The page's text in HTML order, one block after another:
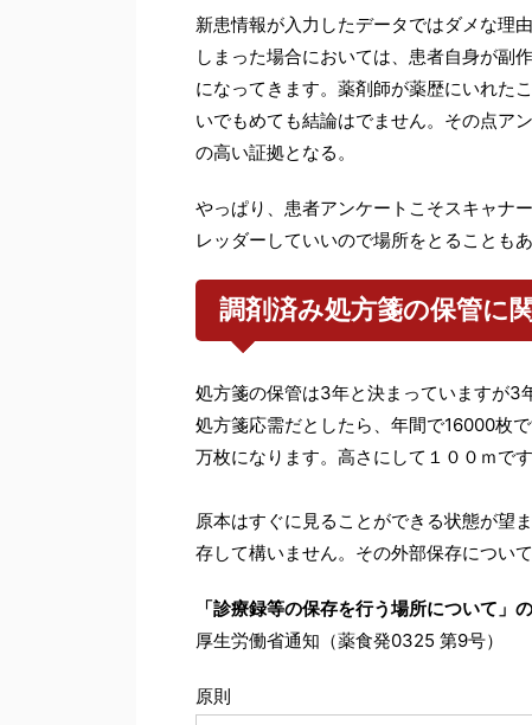
新患情報が入力したデータではダメな理
しまった場合においては、患者自身が副
になってきます。薬剤師が薬歴にいれた
いでもめても結論はでません。その点ア
の高い証拠となる。
やっぱり、患者アンケートこそスキャナ
レッダーしていいので場所をとることもあ
調剤済み処方箋の保管に
処方箋の保管は3年と決まっていますが3
処方箋応需だとしたら、年間で16000枚
万枚になります。高さにして１００ｍで
原本はすぐに見ることができる状態が望
存して構いません。その外部保存につい
「診療録等の保存を行う場所について」
厚生労働省通知（薬食発0325 第9号）
原則